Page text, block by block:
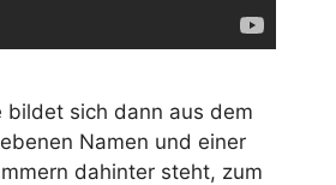
bildet sich dann aus dem
Namen und einer
dahinter steht, zum